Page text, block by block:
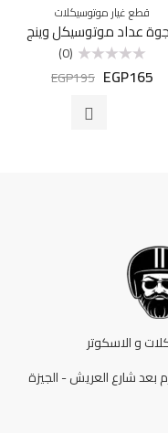
قطع غيار موتوسيكلات
عداد موتوسيكل وينج
التقييم
(0)
EGP165
EGP195
و الاسكوتر
بعد شارع العريش - الجيزة